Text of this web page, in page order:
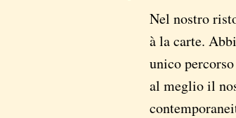
Nel nostro
à la carte.
unico
al meglio il